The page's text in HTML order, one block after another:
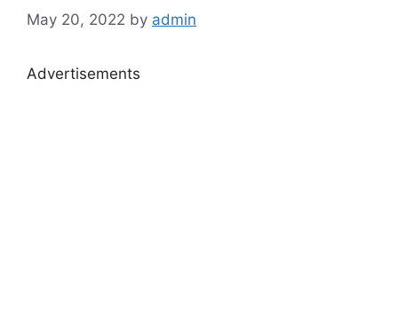
May 20, 2022 by admin
Advertisements